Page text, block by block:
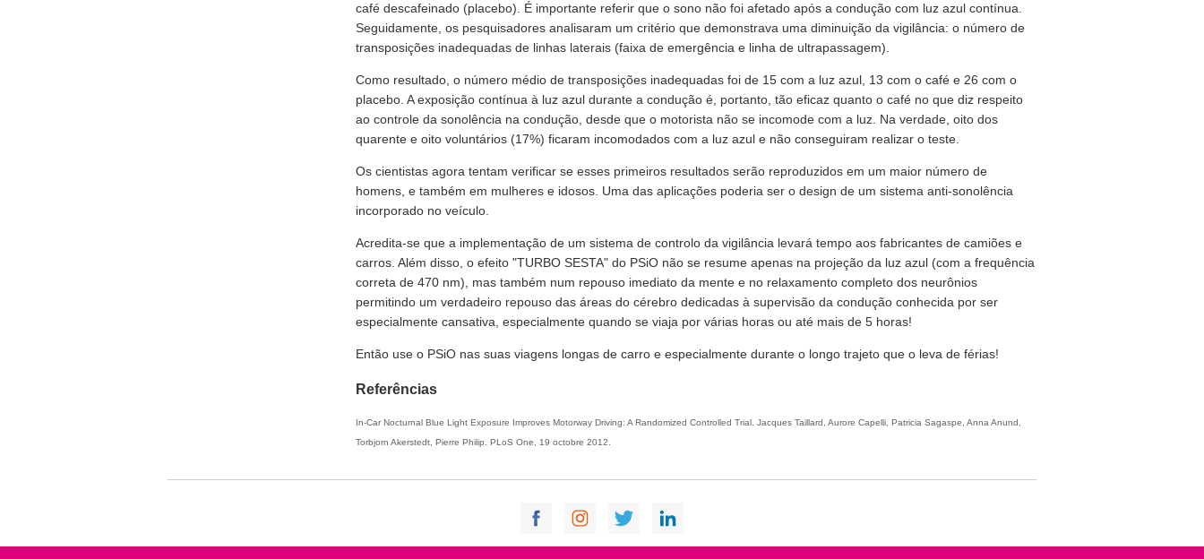
café descafeinado (placebo). É importante referir que o sono não foi afetado após a condução com luz azul contínua.
Seguidamente, os pesquisadores analisaram um critério que demonstrava uma diminuição da vigilância: o número de
transposições inadequadas de linhas laterais (faixa de emergência e linha de ultrapassagem).
Como resultado, o número médio de transposições inadequadas foi de 15 com a luz azul, 13 com o café e 26 com o
placebo. A exposição contínua à luz azul durante a condução é, portanto, tão eficaz quanto o café no que diz respeito
ao controle da sonolência na condução, desde que o motorista não se incomode com a luz. Na verdade, oito dos
quarente e oito voluntários (17%) ficaram incomodados com a luz azul e não conseguiram realizar o teste.
Os cientistas agora tentam verificar se esses primeiros resultados serão reproduzidos em um maior número de
homens, e também em mulheres e idosos. Uma das aplicações poderia ser o design de um sistema anti-sonolência
incorporado no veículo.
Acredita-se que a implementação de um sistema de controlo da vigilância levará tempo aos fabricantes de camiões e
carros. Além disso, o efeito "TURBO SESTA" do PSiO não se resume apenas na projeção da luz azul (com a frequência
correta de 470 nm), mas também num repouso imediato da mente e no relaxamento completo dos neurônios
permitindo um verdadeiro repouso das áreas do cérebro dedicadas à supervisão da condução conhecida por ser
especialmente cansativa, especialmente quando se viaja por várias horas ou até mais de 5 horas!
Então use o PSiO nas suas viagens longas de carro e especialmente durante o longo trajeto que o leva de férias!
Referências
In-Car Nocturnal Blue Light Exposure Improves Motorway Driving: A Randomized Controlled Trial. Jacques Taillard, Aurore Capelli, Patricia Sagaspe, Anna Anund,
Torbjorn Akerstedt, Pierre Philip. PLoS One, 19 octobre 2012.